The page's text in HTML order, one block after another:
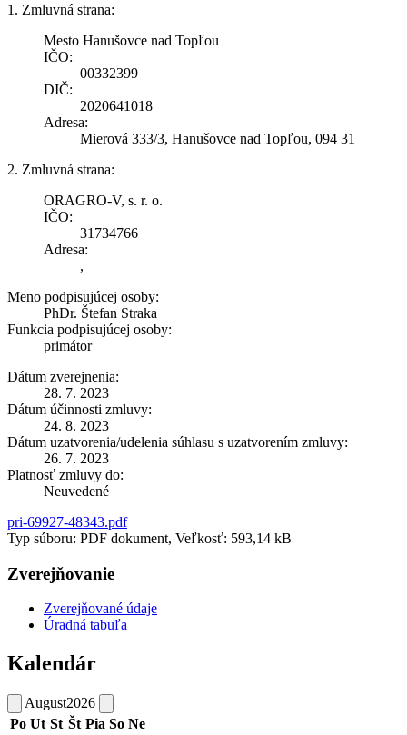
1. Zmluvná strana:
Mesto Hanušovce nad Topľou
IČO:
00332399
DIČ:
2020641018
Adresa:
Mierová 333/3, Hanušovce nad Topľou, 094 31
2. Zmluvná strana:
ORAGRO-V, s. r. o.
IČO:
31734766
Adresa:
,
Meno podpisujúcej osoby:
PhDr. Štefan Straka
Funkcia podpisujúcej osoby:
primátor
Dátum zverejnenia:
28. 7. 2023
Dátum účinnosti zmluvy:
24. 8. 2023
Dátum uzatvorenia/udelenia súhlasu s uzatvorením zmluvy:
26. 7. 2023
Platnosť zmluvy do:
Neuvedené
pri-69927-48343.pdf
Typ súboru: PDF dokument, Veľkosť: 593,14 kB
Zverejňovanie
Zverejňované údaje
Úradná tabuľa
Kalendár
August2026
Po Ut St Št Pia So Ne